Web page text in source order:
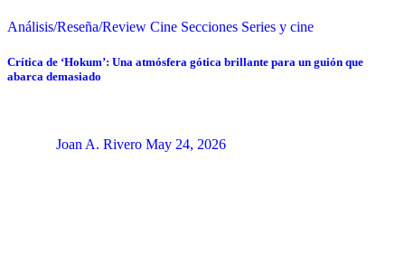
Análisis/Reseña/Review Cine Secciones Series y cine
Crítica de ‘Hokum’: Una atmósfera gótica brillante para un guión que
abarca demasiado
Joan A. Rivero May 24, 2026